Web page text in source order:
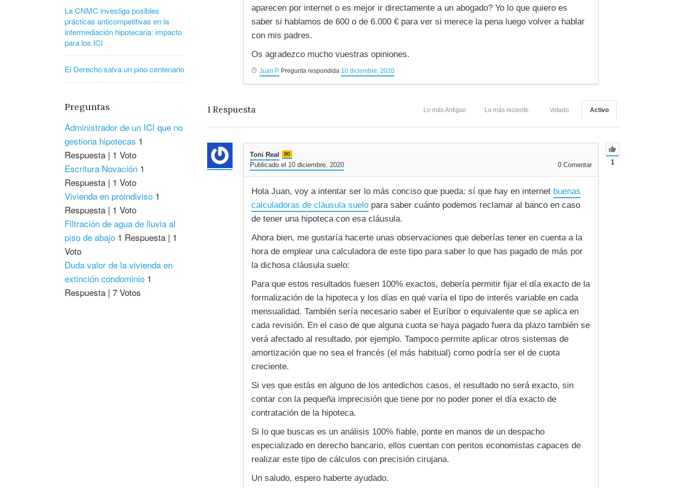
aparecen por internet o es mejor ir directamente a un abogado? Yo lo que quiero es
saber si hablamos de 600 o de 6.000 € para ver si merece la pena luego volver a hablar
con mis padres.
Os agradezco mucho vuestras opiniones.
Juan P. Pregunta respondida 10 diciembre, 2020
1 Respuesta Activo
Votado
Lo más reciente
Lo más Antiguo
1
Toni Real 90
Publicado el 10 diciembre, 2020 0 Comentar
Hola Juan, voy a intentar ser lo más conciso que pueda: sí que hay en internet buenas
calculadoras de cláusula suelo para saber cuánto podemos reclamar al banco en caso
de tener una hipoteca con esa cláusula.
Ahora bien, me gustaría hacerte unas observaciones que deberías tener en cuenta a la
hora de emplear una calculadora de este tipo para saber lo que has pagado de más por
la dichosa cláusula suelo:
Para que estos resultados fuesen 100% exactos, debería permitir fijar el día exacto de la
formalización de la hipoteca y los días en qué varía el tipo de interés variable en cada
mensualidad. También sería necesario saber el Euríbor o equivalente que se aplica en
cada revisión. En el caso de que alguna cuota se haya pagado fuera da plazo también se
verá afectado al resultado, por ejemplo. Tampoco permite aplicar otros sistemas de
amortización que no sea el francés (el más habitual) como podría ser el de cuota
creciente.
Si ves que estás en alguno de los antedichos casos, el resultado no será exacto, sin
contar con la pequeña imprecisión que tiene por no poder poner el día exacto de
contratación de la hipoteca.
Si lo que buscas es un análisis 100% fiable, ponte en manos de un despacho
especializado en derecho bancario, ellos cuentan con peritos economistas capaces de
realizar este tipo de cálculos con precisión cirujana.
Un saludo, espero haberte ayudado.
La CNMC investiga posibles
prácticas anticompetitivas en la
intermediación hipotecaria: impacto
para los ICI
El Derecho salva un pino centenario
Preguntas
Administrador de un ICI que no
gestiona hipotecas 1
Respuesta | 1 Voto
Escritura Novación 1
Respuesta | 1 Voto
Vivienda en proindiviso 1
Respuesta | 1 Voto
Filtración de agua de lluvia al
piso de abajo 1 Respuesta | 1
Voto
Duda valor de la vivienda en
extinción condominio 1
Respuesta | 7 Votos